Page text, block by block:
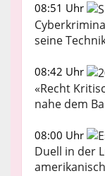
08:51 Uhr
seine
08:42 Uhr
«Recht
nahe dem
08:00 Uhr
Duell in der